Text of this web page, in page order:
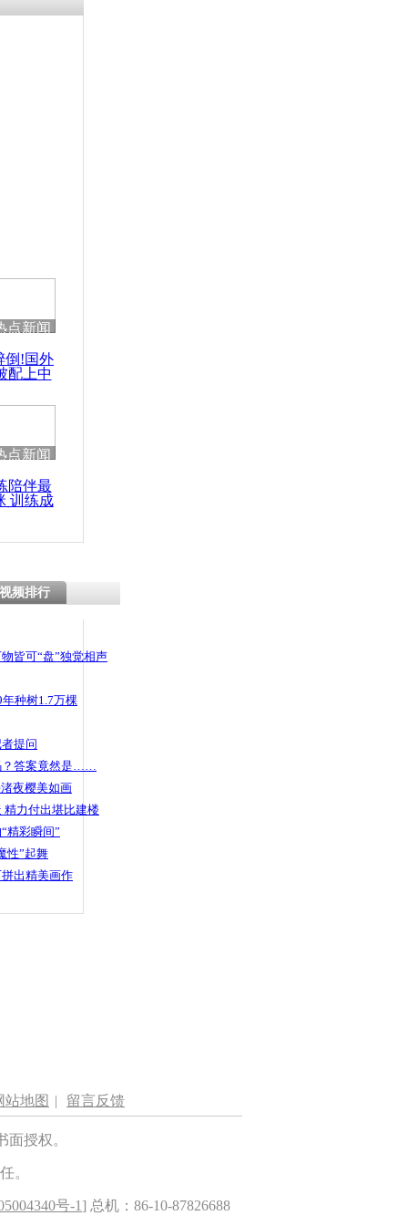
点新闻
倒!国外
配上中
点新闻
陪伴最
训练成
频排行
皆可“盘”独觉相声
种树1.7万棵
提问
？答案竟然是……
夜樱美如画
精力付出堪比建楼
精彩瞬间”
性”起舞
出精美画作
站地图 | 留言反馈
授权。
。
号-1] 总机：86-10-87826688